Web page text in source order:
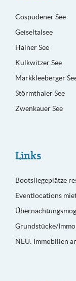
Cospudener See
Geiseltalsee
Hainer See
Kulkwitzer See
Markkleeberger
Störmthaler See
Zwenkauer See
Links
Bootsliegeplätze
Eventlocations
Grundstücke/
NEU: Immobilien